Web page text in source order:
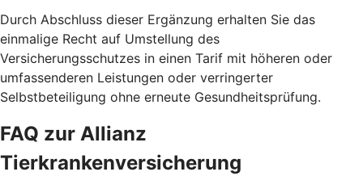
Durch Abschluss dieser Ergänzung erhalten Sie das
einmalige Recht auf Umstellung des
Versicherungsschutzes in einen Tarif mit höheren oder
umfassenderen Leistungen oder verringerter
Selbstbeteiligung ohne erneute Gesundheitsprüfung.
FAQ zur Allianz
Tierkrankenversicherung